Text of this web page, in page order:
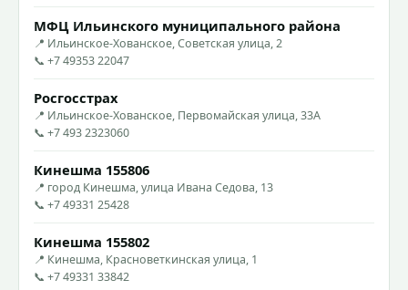
МФЦ Ильинского муниципального района
📍 Ильинское-Хованское, Советская улица, 2
📞 +7 49353 22047
Росгосстрах
📍 Ильинское-Хованское, Первомайская улица, 33А
📞 +7 493 2323060
Кинешма 155806
📍 город Кинешма, улица Ивана Седова, 13
📞 +7 49331 25428
Кинешма 155802
📍 Кинешма, Красноветкинская улица, 1
📞 +7 49331 33842